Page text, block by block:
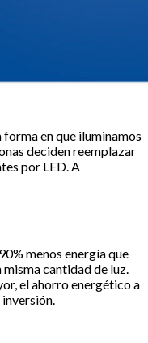
en que iluminamos
deciden reemplazar
por LED. A
menos energía que
cantidad de luz.
el ahorro energético a